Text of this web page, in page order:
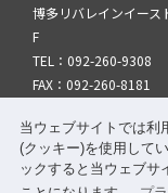
当ウェブサイトでは利
(クッキー)を使用して
ックすると当ウェブサ
博多リバレインイース
F
TEL：092-260-9308
FAX：092-260-8181